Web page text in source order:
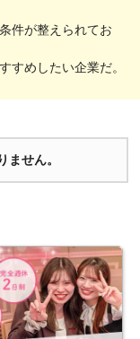
件が整えられてお
すめしたい企業だ。
せん。